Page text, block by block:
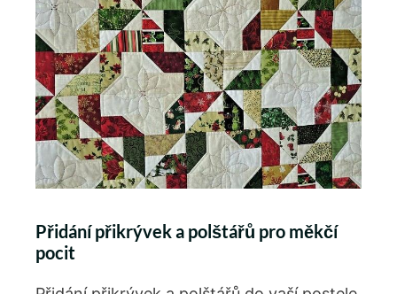
Přidání přikrývek a polštářů pro měkčí
pocit